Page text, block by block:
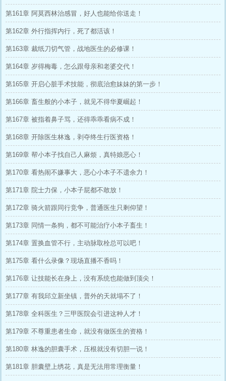
第161章 阿莫西林治感冒，好人也能给你送走！
第162章 外行指挥内行，死了都活该！
第163章 裁纸刀切气管，战地医生的必修课！
第164章 岁得梅毒，怎么跟母亲和老婆交代！
第165章 开启心脏手术技能，彻底治愈妹妹的第一步！
第166章 畜生般的小本子，就见不得华夏崛起！
第167章 被指着鼻子骂，还得乖乖看病不成！
第168章 开除医生林逸，剥夺终生行医资格！
第169章 帮小本子找自己人麻烦，真特娘恶心！
第170章 看热闹不嫌事大，恶心小本子不遗余力！
第171章 院士力保，小本子屁都不敢放！
第172章 骑火箭跟同行竞争，普通医生只剩仰望！
第173章 同情一条狗，都不可能治疗小本子畜生！
第174章 置换血管不行，主动脉取栓总可以吧！
第175章 看什么录像？现场直播不香吗！
第176章 让技能长在身上，没有系统也能做到顶尖！
第177章 有我邱立新坐镇，普外的天就塌不了！
第178章 全科医生？三甲医院会引进这种人才！
第179章 不尊重患者生命，就没有做医生的资格！
第180章 林逸的胆囊手术，压根就没有切胆一说！
第181章 胆囊壁上绣花，真是无法用常理衡量！